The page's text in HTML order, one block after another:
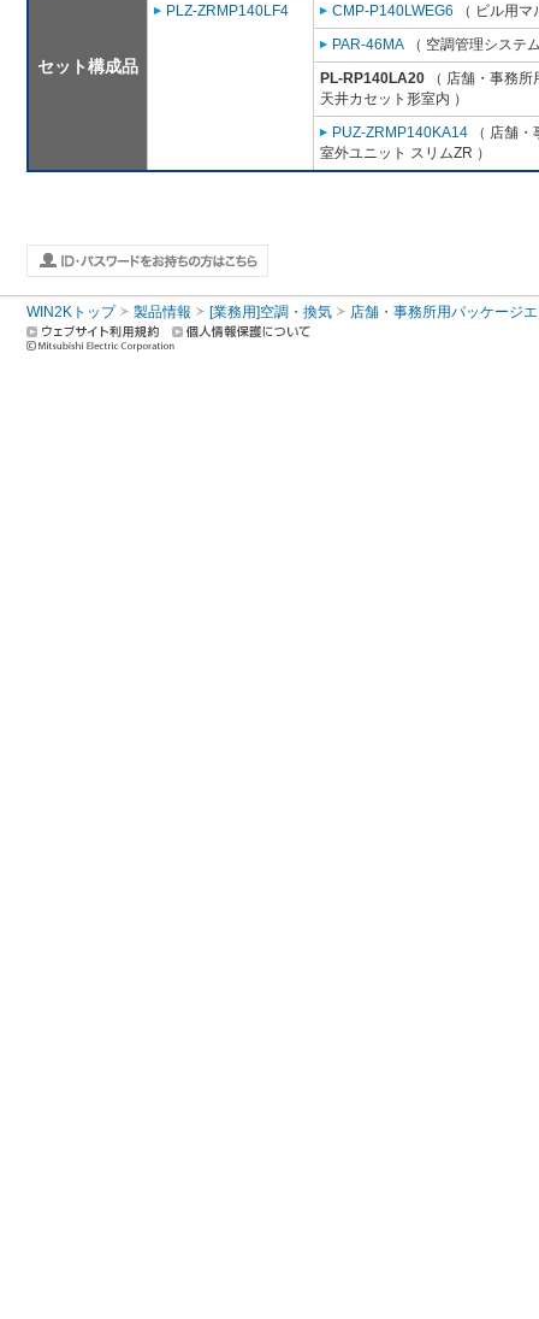
セット構成品
PLZ-ZRMP140LF4
CMP-P140LWEG6 （ ビル用
PAR-46MA （ 空調管理システ
PL-RP140LA20 （ 店舗・事務
天井カセット形室内 ）
PUZ-ZRMP140KA14 （ 店舗
室外ユニット スリムZR ）
WIN2Kトップ 製品情報 [業務用]空調・換気 店舗・事務所用パッケージ